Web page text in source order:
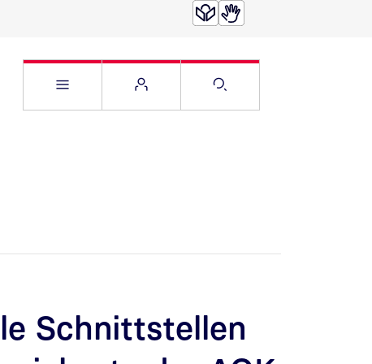
Websitemenü öffnenService Menü öffnen
Suche öffnen
Schnittstellen